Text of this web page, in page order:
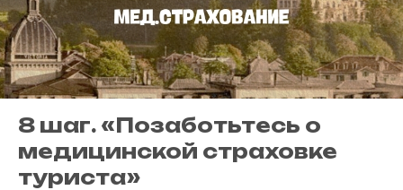
8 шаг. «Позаботьтесь о
медицинской страховке
туриста»